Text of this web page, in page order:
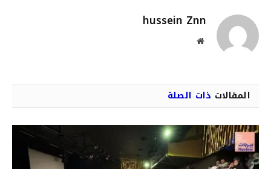
hussein Znn
موقع
المقالات ذات الصلة